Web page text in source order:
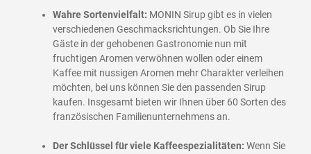
Wahre Sortenvielfalt: MONIN Sirup gibt es in vielen
verschiedenen Geschmacksrichtungen. Ob Sie Ihre
Gäste in der gehobenen Gastronomie nun mit
fruchtigen Aromen verwöhnen wollen oder einem
Kaffee mit nussigen Aromen mehr Charakter verleihen
möchten, bei uns können Sie den passenden Sirup
kaufen. Insgesamt bieten wir Ihnen über 60 Sorten des
französischen Familienunternehmens an.
Der Schlüssel für viele Kaffeespezialitäten: Wenn Sie